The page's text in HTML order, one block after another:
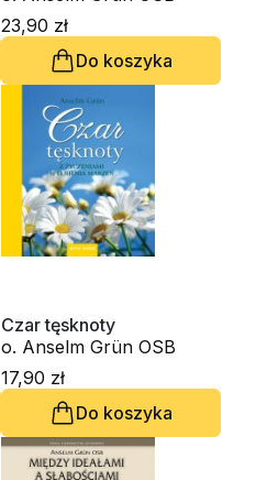
23,90 zł
Do koszyka
Czar tęsknoty
o. Anselm Grün OSB
17,90 zł
Do koszyka